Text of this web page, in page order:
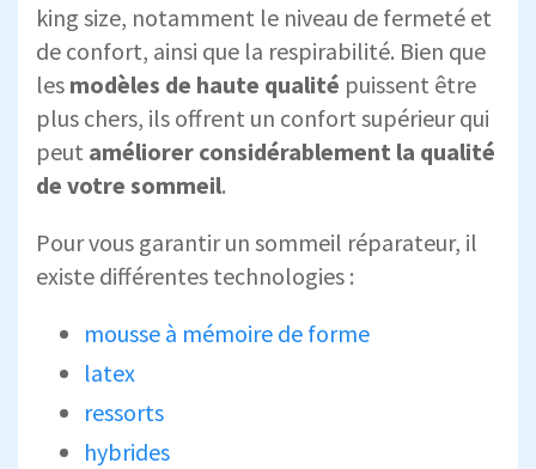
king size, notamment le niveau de fermeté et
de confort, ainsi que la respirabilité. Bien que
les modèles de haute qualité puissent être
plus chers, ils offrent un confort supérieur qui
peut améliorer considérablement la qualité
de votre sommeil.
Pour vous garantir un sommeil réparateur, il
existe différentes technologies :
mousse à mémoire de forme
latex
ressorts
hybrides